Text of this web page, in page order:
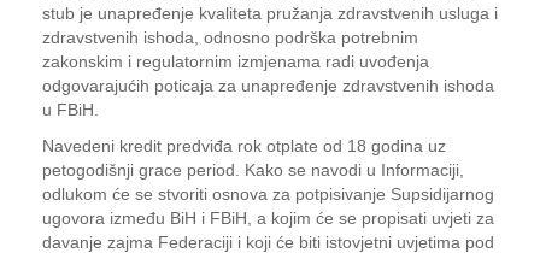
stub je unapređenje kvaliteta pružanja zdravstvenih usluga i
zdravstvenih ishoda, odnosno podrška potrebnim
zakonskim i regulatornim izmjenama radi uvođenja
odgovarajućih poticaja za unapređenje zdravstvenih ishoda
u FBiH.
Navedeni kredit predviđa rok otplate od 18 godina uz
petogodišnji grace period. Kako se navodi u Informaciji,
odlukom će se stvoriti osnova za potpisivanje Supsidijarnog
ugovora između BiH i FBiH, a kojim će se propisati uvjeti za
davanje zajma Federaciji i koji će biti istovjetni uvjetima pod